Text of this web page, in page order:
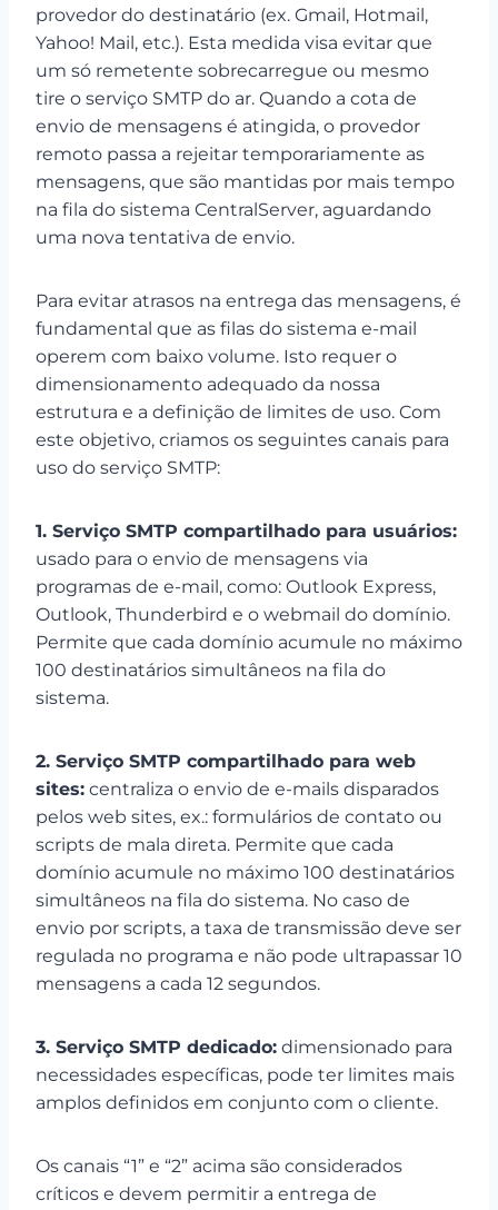
provedor do destinatário (ex. Gmail, Hotmail,
Yahoo! Mail, etc.). Esta medida visa evitar que
um só remetente sobrecarregue ou mesmo
tire o serviço SMTP do ar. Quando a cota de
envio de mensagens é atingida, o provedor
remoto passa a rejeitar temporariamente as
mensagens, que são mantidas por mais tempo
na fila do sistema CentralServer, aguardando
uma nova tentativa de envio.
Para evitar atrasos na entrega das mensagens, é
fundamental que as filas do sistema e-mail
operem com baixo volume. Isto requer o
dimensionamento adequado da nossa
estrutura e a definição de limites de uso. Com
este objetivo, criamos os seguintes canais para
uso do serviço SMTP:
1. Serviço SMTP compartilhado para usuários:
usado para o envio de mensagens via
programas de e-mail, como: Outlook Express,
Outlook, Thunderbird e o webmail do domínio.
Permite que cada domínio acumule no máximo
100 destinatários simultâneos na fila do
sistema.
2. Serviço SMTP compartilhado para web
sites: centraliza o envio de e-mails disparados
pelos web sites, ex.: formulários de contato ou
scripts de mala direta. Permite que cada
domínio acumule no máximo 100 destinatários
simultâneos na fila do sistema. No caso de
envio por scripts, a taxa de transmissão deve ser
regulada no programa e não pode ultrapassar 10
mensagens a cada 12 segundos.
3. Serviço SMTP dedicado: dimensionado para
necessidades específicas, pode ter limites mais
amplos definidos em conjunto com o cliente.
Os canais “1” e “2” acima são considerados
críticos e devem permitir a entrega de